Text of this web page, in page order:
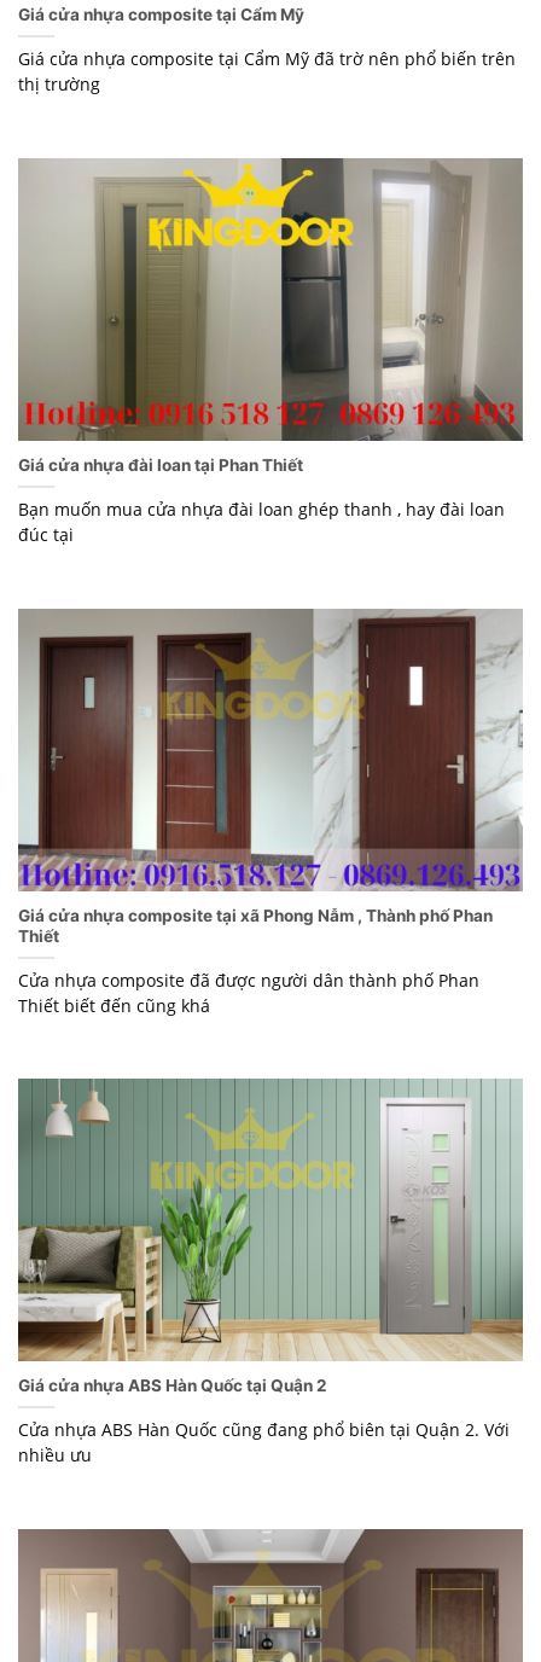
Giá cửa nhựa composite tại Cẩm Mỹ
Giá cửa nhựa composite tại Cẩm Mỹ đã trờ nên phổ biến trên
thị trường
Giá cửa nhựa đài loan tại Phan Thiết
Bạn muốn mua cửa nhựa đài loan ghép thanh , hay đài loan
đúc tại
Giá cửa nhựa composite tại xã Phong Nẫm , Thành phố Phan
Thiết
Cửa nhựa composite đã được người dân thành phố Phan
Thiết biết đến cũng khá
Giá cửa nhựa ABS Hàn Quốc tại Quận 2
Cửa nhựa ABS Hàn Quốc cũng đang phổ biên tại Quận 2. Với
nhiều ưu